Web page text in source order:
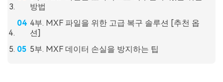
방법
4부. MXF 파일을 위한 고급 복구 솔루션 [추천 옵
션]
5부. MXF 데이터 손실을 방지하는 팁